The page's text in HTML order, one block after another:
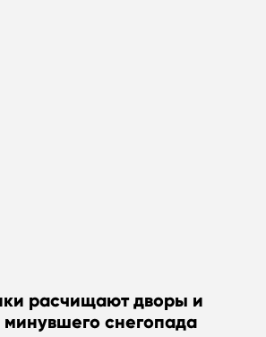
расчищают дворы и
снегопада